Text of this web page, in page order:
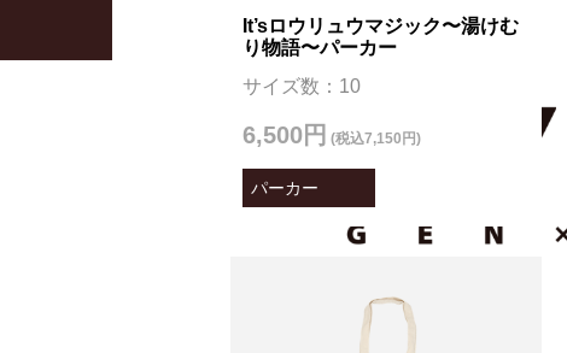
It’sロウリュウマジック〜湯けむ
り物語〜パーカー
サイズ数：10
パーカー
6,500円 (税込7,150円)